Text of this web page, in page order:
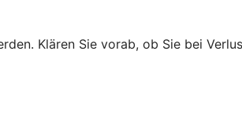
Klären Sie vorab, ob Sie bei